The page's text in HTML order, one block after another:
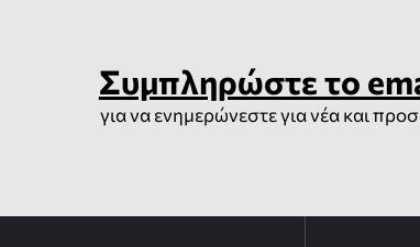
Συμπληρώστε το
για να ενημερώνεστε για νέα και